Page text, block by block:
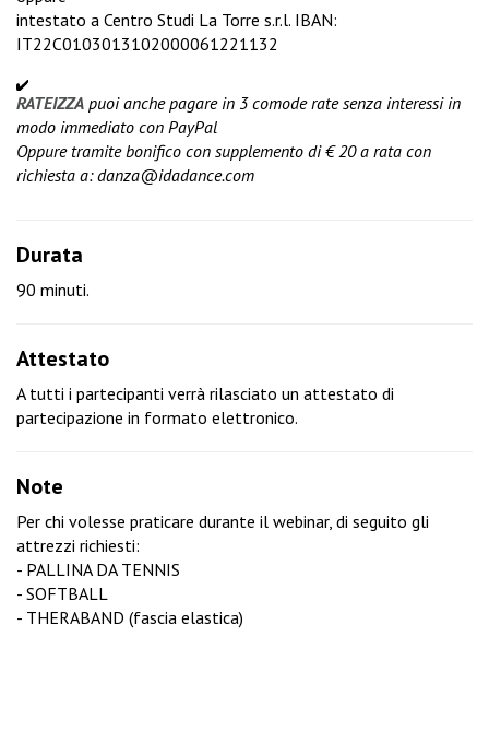
intestato a Centro Studi La Torre s.r.l. IBAN:
IT22C0103013102000061221132
RATEIZZA puoi anche pagare in 3 comode rate senza interessi in
modo immediato con PayPal
Oppure tramite bonifico con supplemento di € 20 a rata con
richiesta a:danza@idadance.com
Durata
90 minuti.
Attestato
A tutti i partecipanti verrà rilasciato un attestato di
partecipazione in formato elettronico.
Note
Per chi volesse praticare durante il webinar, di seguito gli
attrezzi richiesti:
- PALLINA DA TENNIS
- SOFTBALL
- THERABAND (fascia elastica)